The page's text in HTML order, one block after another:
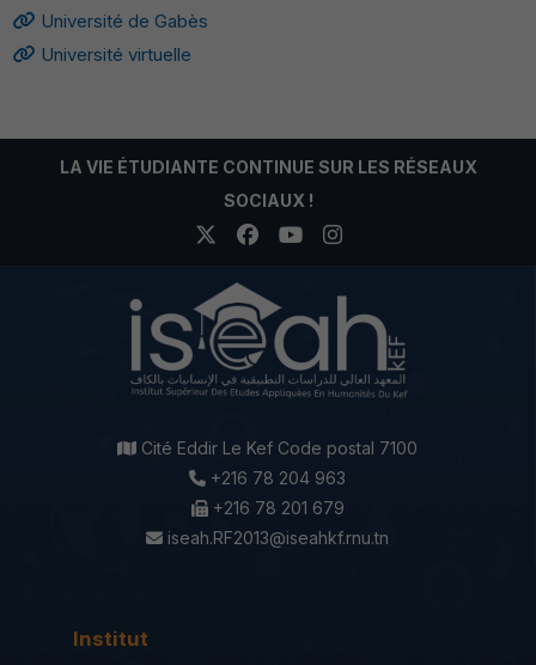
Université de Gabès
Université virtuelle
LA VIE ÉTUDIANTE CONTINUE SUR LES RÉSEAUX
SOCIAUX !
Cité Eddir Le Kef Code postal 7100
+216 78 204 963
+216 78 201 679
iseah.RF2013@iseahkf.rnu.tn
Institut